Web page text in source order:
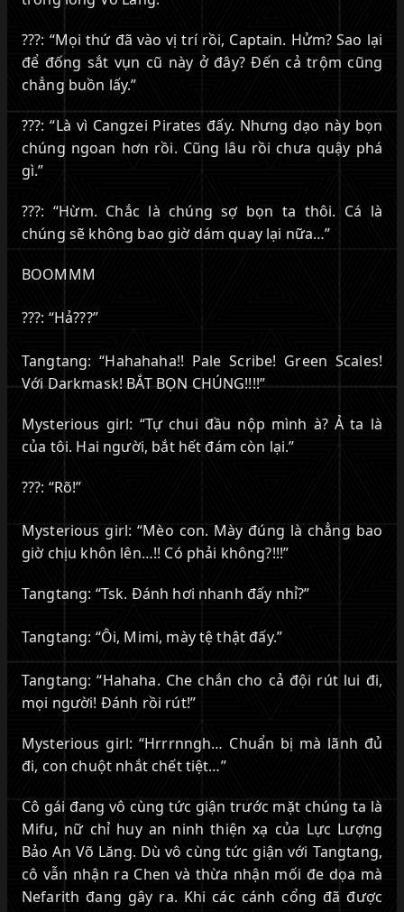
???: “Mọi thứ đã vào vị trí rồi, Captain. Hửm? Sao lại
để đống sắt vụn cũ này ở đây? Đến cả trộm cũng
chẳng buồn lấy.”
???: “Là vì Cangzei Pirates đấy. Nhưng dạo này bọn
chúng ngoan hơn rồi. Cũng lâu rồi chưa quậy phá
gì.”
???: “Hừm. Chắc là chúng sợ bọn ta thôi. Cá là
chúng sẽ không bao giờ dám quay lại nữa…”
BOOMMM
???: “Hả???”
Tangtang: “Hahahaha!! Pale Scribe! Green Scales!
Với Darkmask! BẮT BỌN CHÚNG!!!!”
Mysterious girl: “Tự chui đầu nộp mình à? Ả ta là
của tôi. Hai người, bắt hết đám còn lại.”
???: “Rõ!”
Mysterious girl: “Mèo con. Mày đúng là chẳng bao
giờ chịu khôn lên…!! Có phải không?!!!”
Tangtang: “Tsk. Đánh hơi nhanh đấy nhỉ?”
Tangtang: “Ôi, Mimi, mày tệ thật đấy.”
Tangtang: “Hahaha. Che chắn cho cả đội rút lui đi,
mọi người! Đánh rồi rút!”
Mysterious girl: “Hrrrnngh… Chuẩn bị mà lãnh đủ
đi, con chuột nhắt chết tiệt…”
Cô gái đang vô cùng tức giận trước mặt chúng ta là
Mifu, nữ chỉ huy an ninh thiện xạ của Lực Lượng
Bảo An Võ Lăng. Dù vô cùng tức giận với Tangtang,
cô vẫn nhận ra Chen và thừa nhận mối đe dọa mà
Nefarith đang gây ra. Khi các cánh cổng đã được